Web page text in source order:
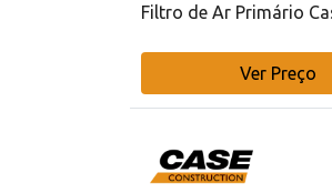
Filtro de Ar Primário
Ver Preço